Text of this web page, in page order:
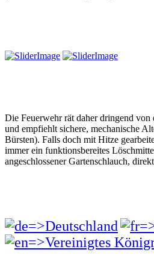
Die Feuerwehr rät daher dringend von
und empfiehlt sichere, mechanische
Bürsten). Falls doch mit Hitze
immer ein funktionsbereites
angeschlossener Gartenschlauch,